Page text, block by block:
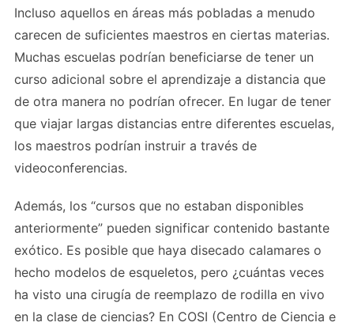
Incluso aquellos en áreas más pobladas a menudo
carecen de suficientes maestros en ciertas materias.
Muchas escuelas podrían beneficiarse de tener un
curso adicional sobre el aprendizaje a distancia que
de otra manera no podrían ofrecer. En lugar de tener
que viajar largas distancias entre diferentes escuelas,
los maestros podrían instruir a través de
videoconferencias.
Además, los “cursos que no estaban disponibles
anteriormente” pueden significar contenido bastante
exótico. Es posible que haya disecado calamares o
hecho modelos de esqueletos, pero ¿cuántas veces
ha visto una cirugía de reemplazo de rodilla en vivo
en la clase de ciencias? En COSI (Centro de Ciencia e